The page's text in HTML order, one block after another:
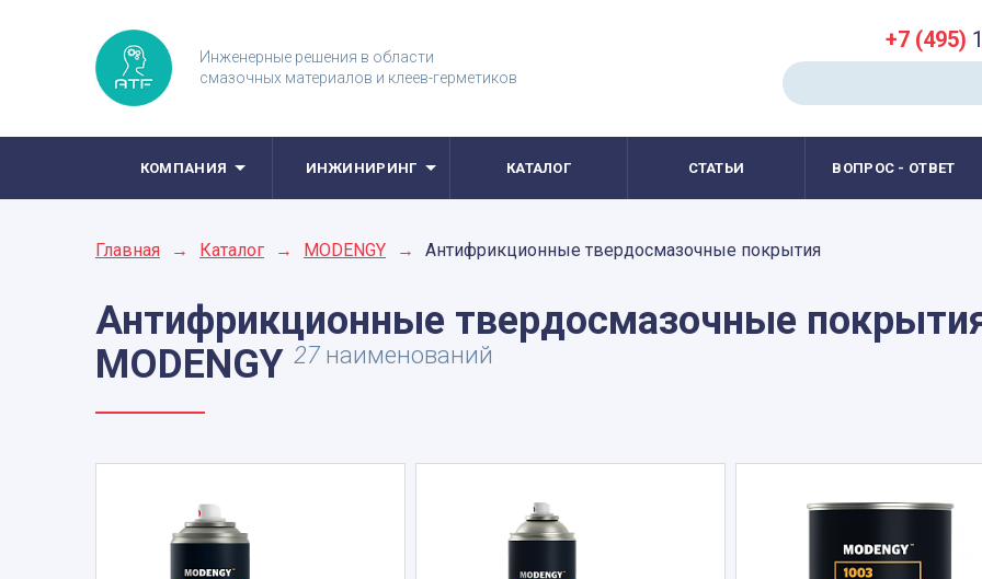
Инженерные решения в области
смазочных материалов и клеев-герметиков
+7 (495)
КОМПАНИЯ ИНЖИНИРИНГ КАТАЛОГ СТАТЬИ ВОПРОС - ОТВЕТ
Главная → Каталог → MODENGY → Антифрикционные твердосмазочные покрытия
Антифрикционные твердосмазочные
MODENGY 27 наименований